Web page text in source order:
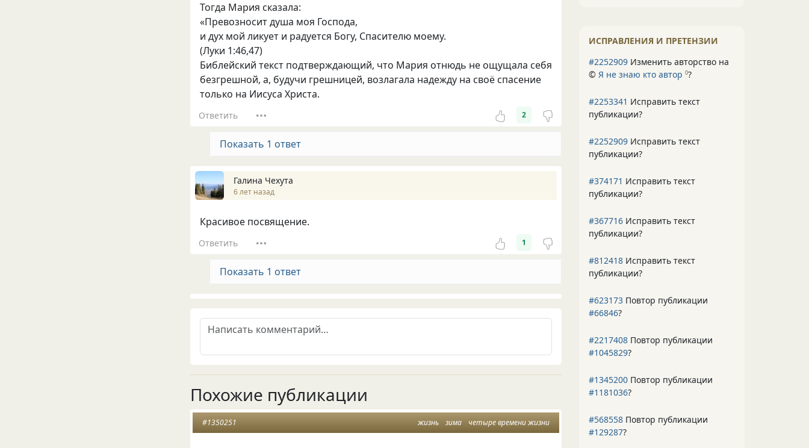
Тогда Мария сказала:
«Превозносит душа моя Господа,
и дух мой ликует и радуется Богу, Спасителю моему.
(Луки 1:46,47)
Библейский текст подтверждающий, что Мария отнюдь не ощущала себя
безгрешной, а, будучи грешницей, возлагала надежду на своё спасение
только на Иисуса Христа.
Ответить 2
Показать 1 ответ
Галина Чехута
6 лет назад
Красивое посвящение.
Ответить 1
Показать 1 ответ
Похожие публикации
жизнь зима четыре времени жизни
#1350251
ИСПРАВЛЕНИЯ И ПРЕТЕНЗИИ
#2252909 Изменить авторство на
© Я не знаю кто автор 0?
#2253341 Исправить текст
публикации?
#2252909 Исправить текст
публикации?
#374171 Исправить текст
публикации?
#367716 Исправить текст
публикации?
#812418 Исправить текст
публикации?
#623173 Повтор публикации
#66846?
#2217408 Повтор публикации
#1045829?
#1345200 Повтор публикации
#1181036?
#568558 Повтор публикации
#129287?